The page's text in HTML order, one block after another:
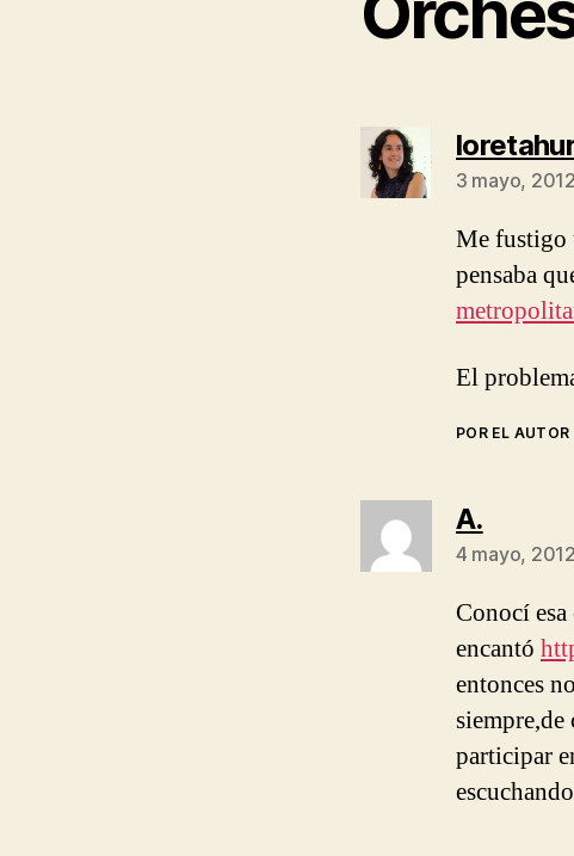
3 mayo,
Me fustigo
pensaba
El
POR EL
A.dice:
4 mayo,
Conocí
encantó
entonces
participar